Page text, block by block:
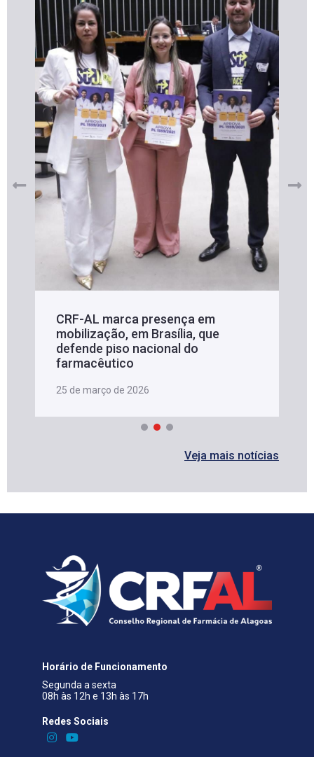
CRF-AL marca presença em
mobilização, em Brasília, que
defende piso nacional do
farmacêutico
25 de março de 2026
Veja mais notícias
Horário de Funcionamento
Segunda a sexta
08h às 12h e 13h às 17h
Redes Sociais​